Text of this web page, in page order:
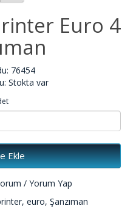
Euro 4
76454
Stokta var
Ekle
/ Yorum Yap
, euro, Şanzıman